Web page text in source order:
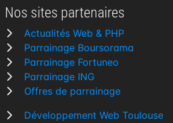
Nos sites partenaires
Actualités Web & PHP
Parrainage Boursorama
Parrainage Fortuneo
Parrainage ING
Offres de parrainage
Développement Web Toulouse